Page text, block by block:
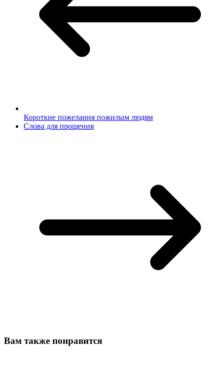
Короткие пожелания пожилым людям
Слова для прощения
Вам также понравится